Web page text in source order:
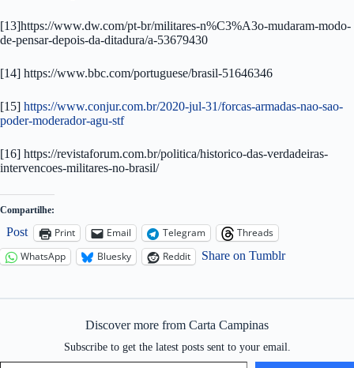
[13]https://www.dw.com/pt-br/militares-n%C3%A3o-mudaram-modo-
de-pensar-depois-da-ditadura/a-53679430
[14] https://www.bbc.com/portuguese/brasil-51646346
[15] https://www.conjur.com.br/2020-jul-31/forcas-armadas-nao-sao-
poder-moderador-agu-stf
[16] https://revistaforum.com.br/politica/historico-das-verdadeiras-
intervencoes-militares-no-brasil/
Compartilhe:
Post Print Email Telegram
Threads
WhatsApp
Bluesky Reddit Share on Tumblr
Discover more from Carta Campinas
Subscribe to get the latest posts sent to your email.
Type your email…